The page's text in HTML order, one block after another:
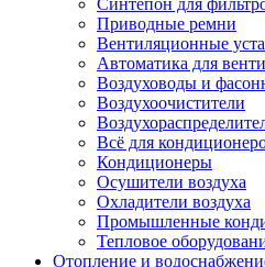
Синтепон для
Приводные ремни
Вентиляционные
Автоматика для
Воздуховоды и
Воздухоочистители
Всё для
Кондиционеры
Осушители воздуха
Охладители воздуха
Промышленные
Тепловое
Отопление и